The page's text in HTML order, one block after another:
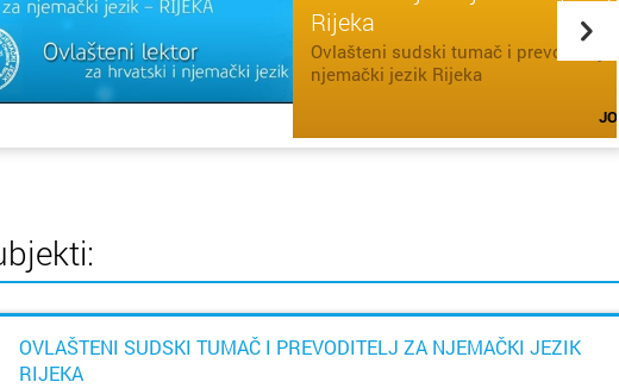
SAZNAJ VIŠE
Prevoditelj za njemački jezik,
Rijeka
Ovlašteni sudski tumač i prevoditelj za
njemački jezik Rijeka
OVLAŠTENI SUDSKI TUMAČ I PREVODITELJ ZA NJEMAČKI JEZIK
RIJEKA